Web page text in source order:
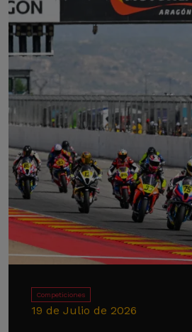
Competiciones
19 de Julio de 2026